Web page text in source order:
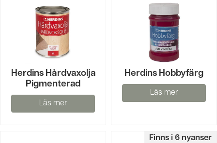
Herdins Hårdvaxolja
Pigmenterad
Läs mer
Herdins Hobbyfärg
Läs mer
Finns i 6 nyanser